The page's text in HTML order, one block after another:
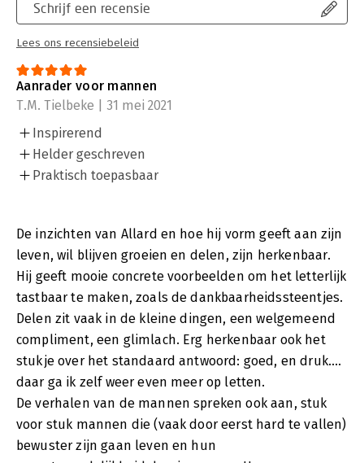
Schrijf een recensie
Lees ons recensiebeleid
Aanrader voor mannen
T.M. Tielbeke | 31 mei 2021
Inspirerend
Helder geschreven
Praktisch toepasbaar
De inzichten van Allard en hoe hij vorm geeft aan zijn
leven, wil blijven groeien en delen, zijn herkenbaar.
Hij geeft mooie concrete voorbeelden om het letterlijk
tastbaar te maken, zoals de dankbaarheidssteentjes.
Delen zit vaak in de kleine dingen, een welgemeend
compliment, een glimlach. Erg herkenbaar ook het
stukje over het standaard antwoord: goed, en druk....
daar ga ik zelf weer even meer op letten.
De verhalen van de mannen spreken ook aan, stuk
voor stuk mannen die (vaak door eerst hard te vallen)
bewuster zijn gaan leven en hun